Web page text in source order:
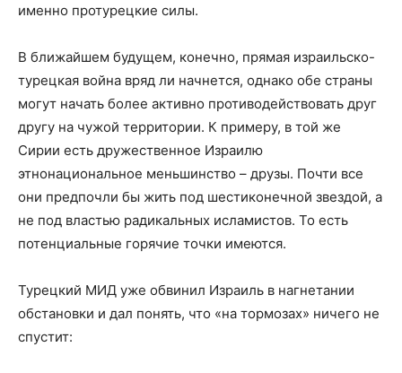
именно протурецкие силы.
В ближайшем будущем, конечно, прямая израильско-
турецкая война вряд ли начнется, однако обе страны
могут начать более активно противодействовать друг
другу на чужой территории. К примеру, в той же
Сирии есть дружественное Израилю
этнонациональное меньшинство – друзы. Почти все
они предпочли бы жить под шестиконечной звездой, а
не под властью радикальных исламистов. То есть
потенциальные горячие точки имеются.
Турецкий МИД уже обвинил Израиль в нагнетании
обстановки и дал понять, что «на тормозах» ничего не
спустит: